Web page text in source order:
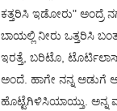
ಕತ್ತರಿಸಿ ಇಡೋರು" ಅಂದ್ರೆ
ಬಾಯಲ್ಲಿ ನೀರು ಒತ್ತರಿಸಿ
ಇರತ್ತೆ, ಬರಿಟೊ,
ಅಂದೆ. ಹಾಗೇ ನನ್ನ ಅಡುಗೆ
ಹೊಟ್ಟೆಗಿಳಿಸಿಯಾಯ್ತು. ಅನ್ನ